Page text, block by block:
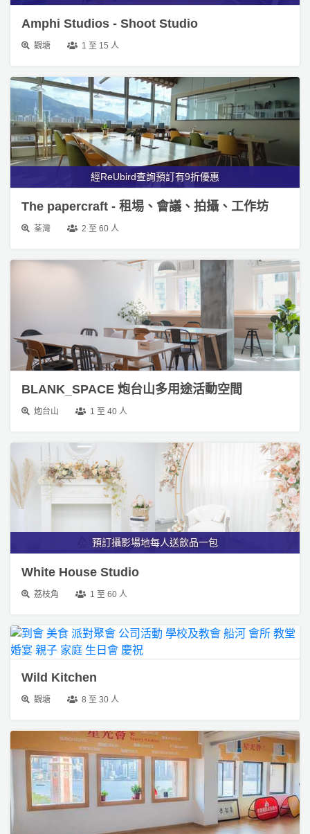
Amphi Studios - Shoot Studio
觀塘 1 至 15 人
經ReUbird查詢預訂有9折優惠
The papercraft - 租埸、會議、拍攝、工作坊
荃灣 2 至 60 人
BLANK_SPACE 炮台山多用途活動空間
炮台山 1 至 40 人
預訂攝影場地每人送飲品一包
White House Studio
荔枝角 1 至 60 人
Wild Kitchen
觀塘 8 至 30 人